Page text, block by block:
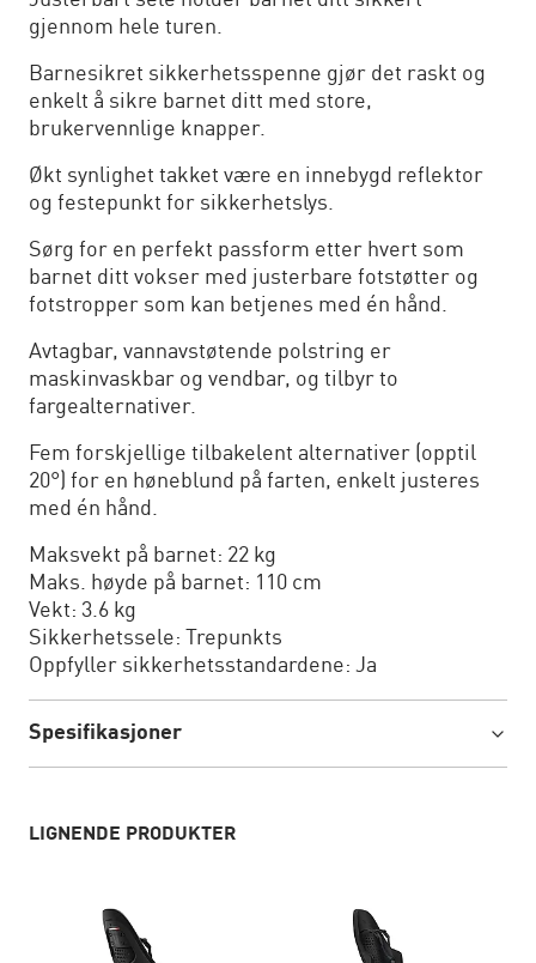
gjennom hele turen.
Barnesikret sikkerhetsspenne gjør det raskt og
enkelt å sikre barnet ditt med store,
brukervennlige knapper.
Økt synlighet takket være en innebygd reflektor
og festepunkt for sikkerhetslys.
Sørg for en perfekt passform etter hvert som
barnet ditt vokser med justerbare fotstøtter og
fotstropper som kan betjenes med én hånd.
Avtagbar, vannavstøtende polstring er
maskinvaskbar og vendbar, og tilbyr to
fargealternativer.
Fem forskjellige tilbakelent alternativer (opptil
20°) for en høneblund på farten, enkelt justeres
med én hånd.
Maksvekt på barnet: 22 kg
Maks. høyde på barnet: 110 cm
Vekt: 3.6 kg
Sikkerhetssele: Trepunkts
Oppfyller sikkerhetsstandardene: Ja
Spesifikasjoner
LIGNENDE PRODUKTER